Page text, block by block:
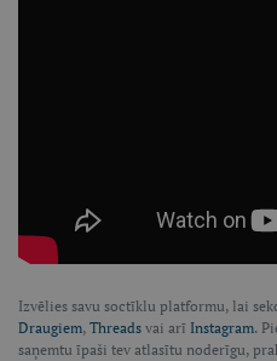
Izvēlies savu soctīklu platformu, lai
Draugiem, Threads vai arī Instagram.
saņemtu īpaši tev atlasītu noderīgu,